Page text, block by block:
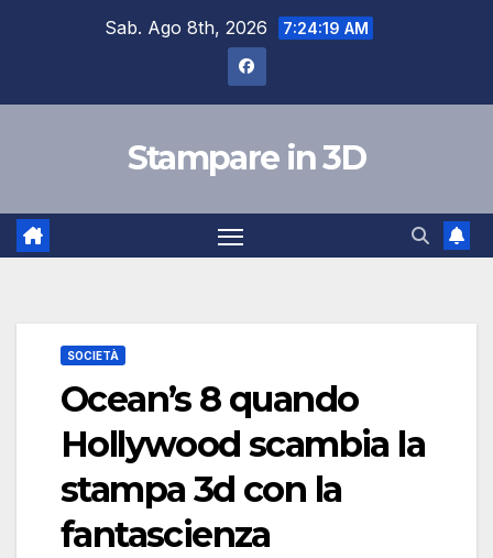
Sab. Ago 8th, 2026 7:24:20 AM
Stampare in 3D
SOCIETÀ
Ocean’s 8 quando
Hollywood scambia la
stampa 3d con la
fantascienza